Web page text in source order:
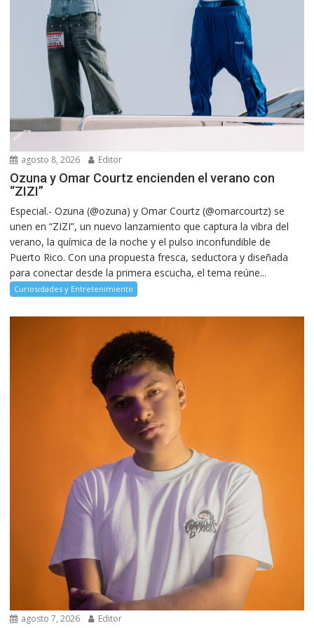
agosto 8, 2026 Editor
Ozuna y Omar Courtz encienden el verano con
“ZIZI”
Especial.- Ozuna (@ozuna) y Omar Courtz (@omarcourtz) se
unen en “ZIZI”, un nuevo lanzamiento que captura la vibra del
verano, la química de la noche y el pulso inconfundible de
Puerto Rico. Con una propuesta fresca, seductora y diseñada
para conectar desde la primera escucha, el tema reúne...
Curiosidades y Entretenimiento
agosto 7, 2026 Editor